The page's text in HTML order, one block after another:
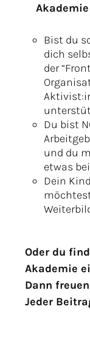
Bist du
dich
der
Du bist
und du
etwas
Dein
Oder du
Akademie
Dann
Jeder